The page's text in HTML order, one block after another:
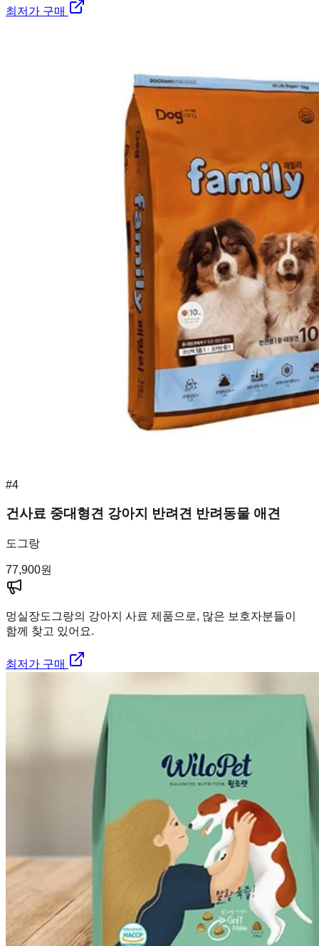
최저가 구매
#4
건사료 중대형견 강아지 반려견 반려동물 애견
도그랑
77,900원
멍실장도그랑의 강아지 사료 제품으로, 많은 보호자분들이
함께 찾고 있어요.
최저가 구매